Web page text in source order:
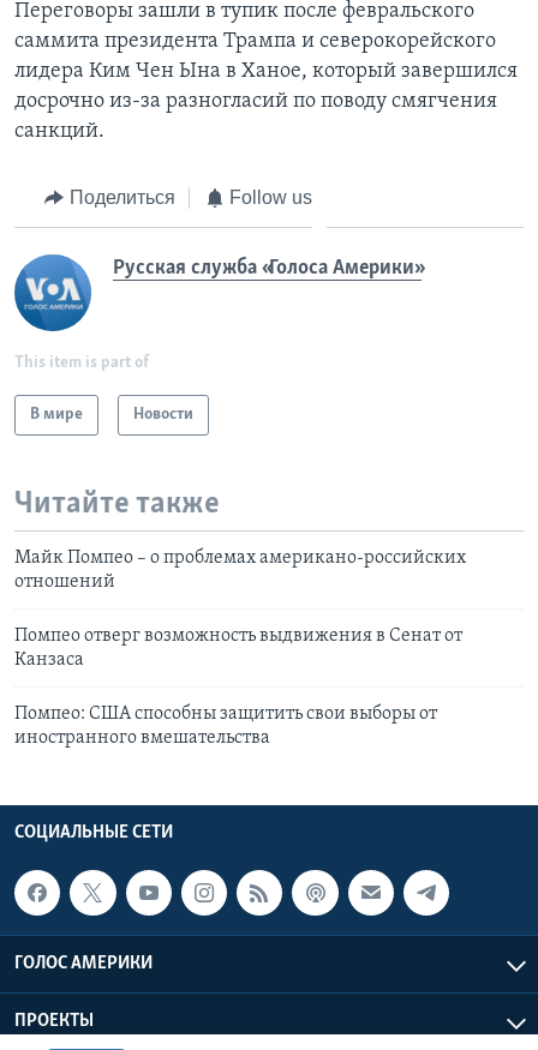
Переговоры зашли в тупик после февральского
саммита президента Трампа и северокорейского
лидера Ким Чен Ына в Ханое, который завершился
досрочно из-за разногласий по поводу смягчения
санкций.
Поделиться Follow us
Русская служба «Голоса Америки»
This item is part of
В мире Новости
Читайте также
Майк Помпео – о проблемах американо-российских
отношений
Помпео отверг возможность выдвижения в Сенат от
Канзаса
Помпео: США способны защитить свои выборы от
иностранного вмешательства
СОЦИАЛЬНЫЕ СЕТИ
ГОЛОС АМЕРИКИ
ПРОЕКТЫ